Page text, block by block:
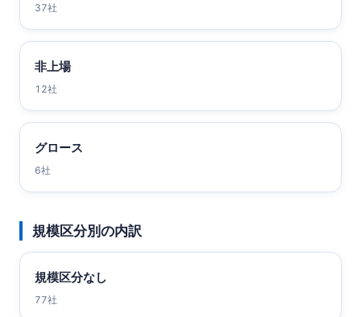
37社
非上場
12社
グロース
6社
規模区分別の内訳
規模区分なし
77社